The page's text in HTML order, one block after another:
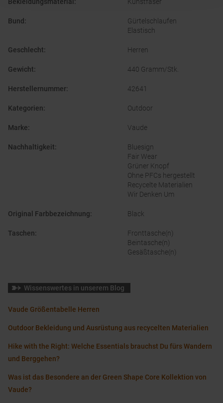
Bekleidungsmaterial : Kunstfaser
Bund :
Gürtelschlaufen
Elastisch
Geschlecht: Herren
Gewicht: 440 Gramm/Stk.
Herstellernummer: 42641
Kategorien: Outdoor
Marke: Vaude
Nachhaltigkeit:
Bluesign
Fair Wear
Grüner Knopf
Ohne PFCs hergestellt
Recycelte Materialien
Wir Denken Um
Original Farbbezeichnung: Black
Taschen:
Fronttasche(n)
Beintasche(n)
Gesäßtasche(n)
Wissenswertes in unserem Blog
Vaude Größentabelle Herren
Outdoor Bekleidung und Ausrüstung aus recycelten Materialien
Hike with the Right: Welche Essentials brauchst Du fürs Wandern
und Berggehen?
Was ist das Besondere an der Green Shape Core Kollektion von
Vaude?